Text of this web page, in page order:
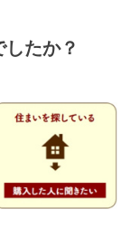
たか？